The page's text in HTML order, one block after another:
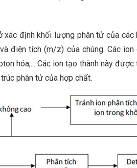
định khối lượng phân tử của
điện tích (m/z) của chúng. Các
hóa,... Các ion tạo thành này
phân tử của hợp chất.